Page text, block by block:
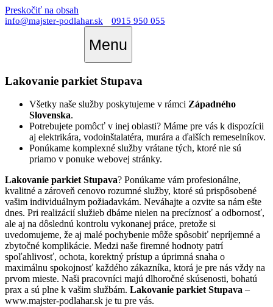
Preskočiť na obsah
info@majster-podlahar.sk 0915 950 055
Menu
Lakovanie parkiet Stupava
Všetky naše služby poskytujeme v rámci Západného
Slovenska.
Potrebujete pomôcť v inej oblasti? Máme pre vás k dispozícii
aj elektrikára, vodoinštalatéra, murára a ďalších remeselníkov.
Ponúkame komplexné služby vrátane tých, ktoré nie sú
priamo v ponuke webovej stránky.
Lakovanie parkiet Stupava? Ponúkame vám profesionálne,
kvalitné a zároveň cenovo rozumné služby, ktoré sú prispôsobené
vašim individuálnym požiadavkám. Neváhajte a ozvite sa nám ešte
dnes. Pri realizácií služieb dbáme nielen na precíznosť a odbornosť,
ale aj na dôslednú kontrolu vykonanej práce, pretože si
uvedomujeme, že aj malé pochybenie môže spôsobiť nepríjemné a
zbytočné komplikácie. Medzi naše firemné hodnoty patrí
spoľahlivosť, ochota, korektný prístup a úprimná snaha o
maximálnu spokojnosť každého zákazníka, ktorá je pre nás vždy na
prvom mieste. Naši pracovníci majú dlhoročné skúsenosti, bohatú
prax a sú plne k vašim službám. Lakovanie parkiet Stupava –
www.majster-podlahar.sk je tu pre vás.